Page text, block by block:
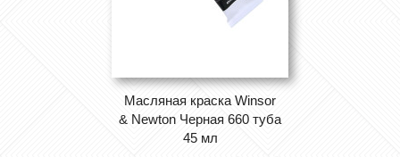
Масляная краска Winsor
& Newton Черная 660 туба
45 мл